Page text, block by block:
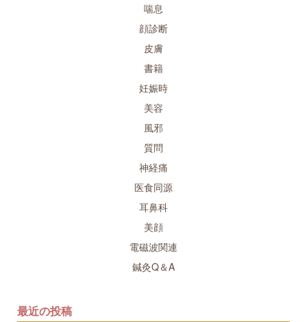
喘息
顔診断
皮膚
書籍
妊娠時
美容
風邪
質問
神経痛
医食同源
耳鼻科
美顔
電磁波関連
鍼灸Q＆A
最近の投稿